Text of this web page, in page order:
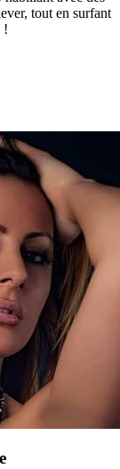
tout en surfant
!